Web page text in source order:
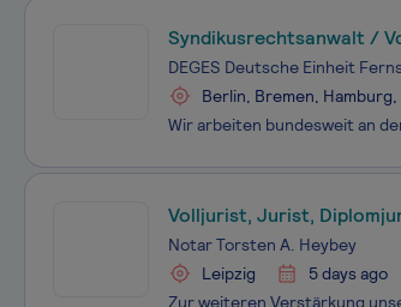
Syndikusrechtsanwalt /
Umweltrecht
DEGES Deutsche Einheit
Berlin, Bremen,
Volljurist, Jurist,
(m/w/d)
Notar Torsten A. Heybey
Leipzig
5 days ago